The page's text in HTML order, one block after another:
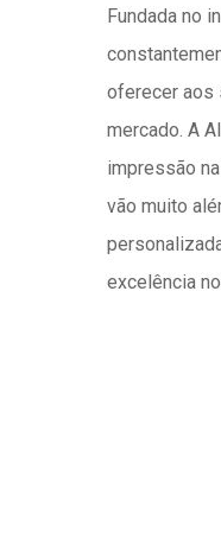
Fundada no
oferecer aos
mercado. A
impressão
vão muito
excelência